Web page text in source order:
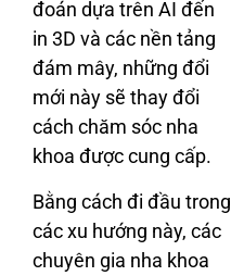
đoán dựa trên AI đến
in 3D và các nền tảng
đám mây, những đổi
mới này sẽ thay đổi
cách chăm sóc nha
khoa được cung cấp.
Bằng cách đi đầu trong
các xu hướng này, các
chuyên gia nha khoa